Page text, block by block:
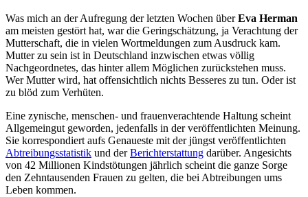
Was mich an der Aufregung der letzten Wochen überEva Herman
am meisten gestört hat, war die Geringschätzung, ja Verachtung der
Mutterschaft, die in vielen Wortmeldungen zum Ausdruck kam.
Mutter zu sein ist in Deutschland inzwischen etwas völlig
Nachgeordnetes, das hinter allem Möglichen zurückstehen muss.
Wer Mutter wird, hat offensichtlich nichts Besseres zu tun. Oder ist
zu blöd zum Verhüten.
Eine zynische, menschen- und frauenverachtende Haltung scheint
Allgemeingut geworden, jedenfalls in der veröffentlichten Meinung.
Sie korrespondiert aufs Genaueste mit der jüngst veröffentlichten
Abtreibungsstatistik und derBerichterstattung darüber. Angesichts
von 42 Millionen Kindstötungen jährlich scheint die ganze Sorge
den Zehntausenden Frauen zu gelten, die bei Abtreibungen ums
Leben kommen.